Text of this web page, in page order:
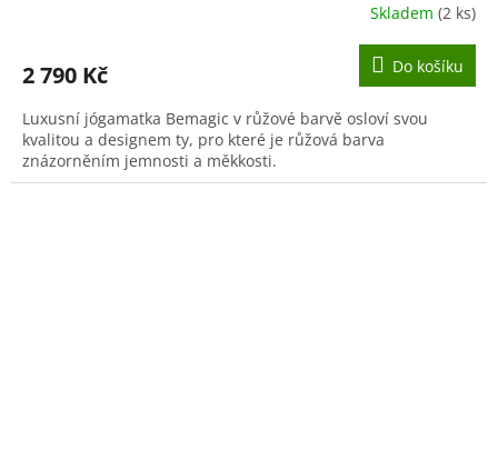
Skladem (2 ks)
2 790 Kč Do košíku
Luxusní jógamatka Bemagic v růžové barvě osloví svou
kvalitou a designem ty, pro které je růžová barva
znázorněním jemnosti a měkkosti.